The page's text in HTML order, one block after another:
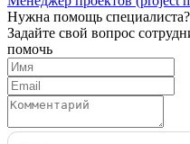
Нужна помощь специалиста?
Задайте свой вопрос
помочь